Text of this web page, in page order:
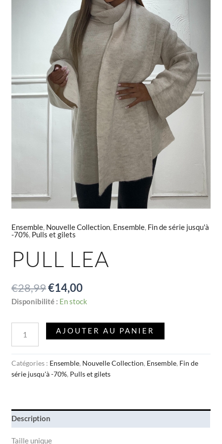
Ensemble, Nouvelle Collection, Ensemble, Fin de série jusqu'à
-70%, Pulls et gilets
PULL LEA
€28,99€14,00
Disponibilité : En stock
AJOUTER AU PANIER
Catégories : Ensemble, Nouvelle Collection, Ensemble, Fin de
série jusqu'à -70%, Pulls et gilets
Description
Taille unique